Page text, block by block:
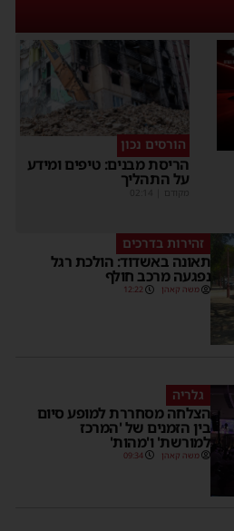
הורסים נכון
הריסת מבנים: טיפים ומידע
על התהליך
מקודם
זהירות בדרכים
תאונה באשדוד: הולכת רגל
נפגעה מרכב חולף
משה קאהן 12:22
גלריה
הצלחה מסחררת למופע סיום
בין הזמנים של 'המרכז
למורשת' ו'מהות'
משה קאהן 09:34